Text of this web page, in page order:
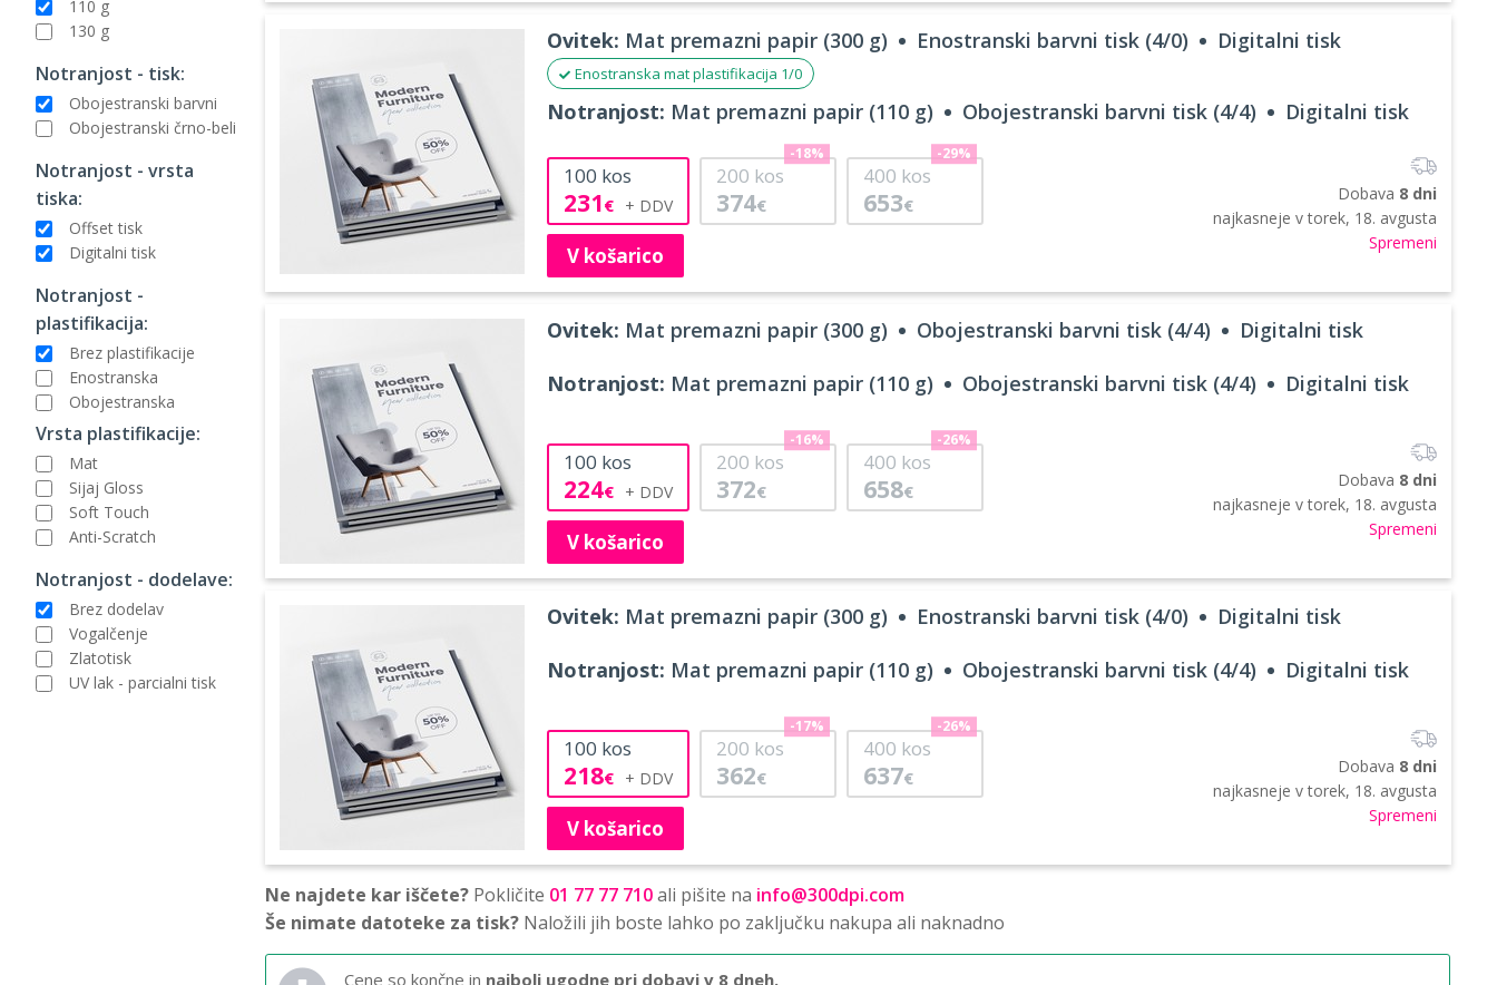
110 g
130 g
Notranjost - tisk:
Obojestranski barvni
Obojestranski črno-beli
Notranjost - vrsta
tiska:
Offset tisk
Digitalni tisk
Notranjost -
plastifikacija:
Brez plastifikacije
Enostranska
Obojestranska
Vrsta plastifikacije:
Mat
Sijaj Gloss
Soft Touch
Anti-Scratch
Notranjost - dodelave:
Brez dodelav
Vogalčenje
Zlatotisk
UV lak - parcialni tisk
Ovitek: Mat premazni papir (300 g) Enostranski barvni tisk (4/0) Digitalni tisk
Enostranska mat plastifikacija 1/0
Notranjost: Mat premazni papir (110 g) Obojestranski barvni tisk (4/4) Digitalni tisk
100 kos
231€
200 kos
374€
-18%
400 kos
653€
-29%
V košarico
Dobava 8 dni
najkasneje vtorek, 18. avgusta
Spremeni
Ovitek: Mat premazni papir (300 g) Obojestranski barvni tisk (4/4) Digitalni tisk
Notranjost: Mat premazni papir (110 g) Obojestranski barvni tisk (4/4) Digitalni tisk
100 kos
224€
200 kos
372€
-16%
400 kos
658€
-26%
V košarico
Dobava 8 dni
najkasneje vtorek, 18. avgusta
Spremeni
Ovitek: Mat premazni papir (300 g) Enostranski barvni tisk (4/0) Digitalni tisk
Notranjost: Mat premazni papir (110 g) Obojestranski barvni tisk (4/4) Digitalni tisk
100 kos
218€
200 kos
362€
-17%
400 kos
637€
-26%
V košarico
Dobava 8 dni
najkasneje vtorek, 18. avgusta
Spremeni
Ne najdete kar iščete? Pokličite 01 77 77 710ali pišite na info@300dpi.com
Še nimate datoteke za tisk? Naložili jih boste lahko po zaključku nakupa ali naknadno
Cene so končne in najbolj ugodne pri dobavi v 8 dneh.